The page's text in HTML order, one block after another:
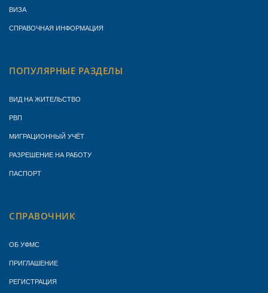
ВИЗА
СПРАВОЧНАЯ ИНФОРМАЦИЯ
ПОПУЛЯРНЫЕ РАЗДЕЛЫ
ВИД НА ЖИТЕЛЬСТВО
РВП
МИГРАЦИОННЫЙ УЧЁТ
РАЗРЕШЕНИЕ НА РАБОТУ
ПАСПОРТ
СПРАВОЧНИК
ОБ УФМС
ПРИГЛАШЕНИЕ
РЕГИСТРАЦИЯ